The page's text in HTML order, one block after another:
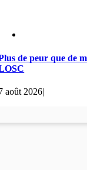
de peur que de
août 2026|